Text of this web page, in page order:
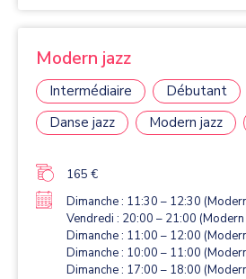
Modern jazz
Intermédiaire Débutant
Danse jazz
Modern jazz
165 €
Dimanche : 11:30 – 12:30
Vendredi : 20:00 – 21:00
Dimanche : 11:00 – 12:00
Dimanche : 10:00 – 11:00
Dimanche : 17:00 – 18:00